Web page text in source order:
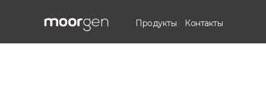
Продукты Контакты